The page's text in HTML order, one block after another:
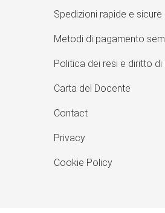
Spedizioni rapide e sicure
Metodi di pagamento
Politica dei resi e diritto
Carta del Docente
Contact
Privacy
Cookie Policy